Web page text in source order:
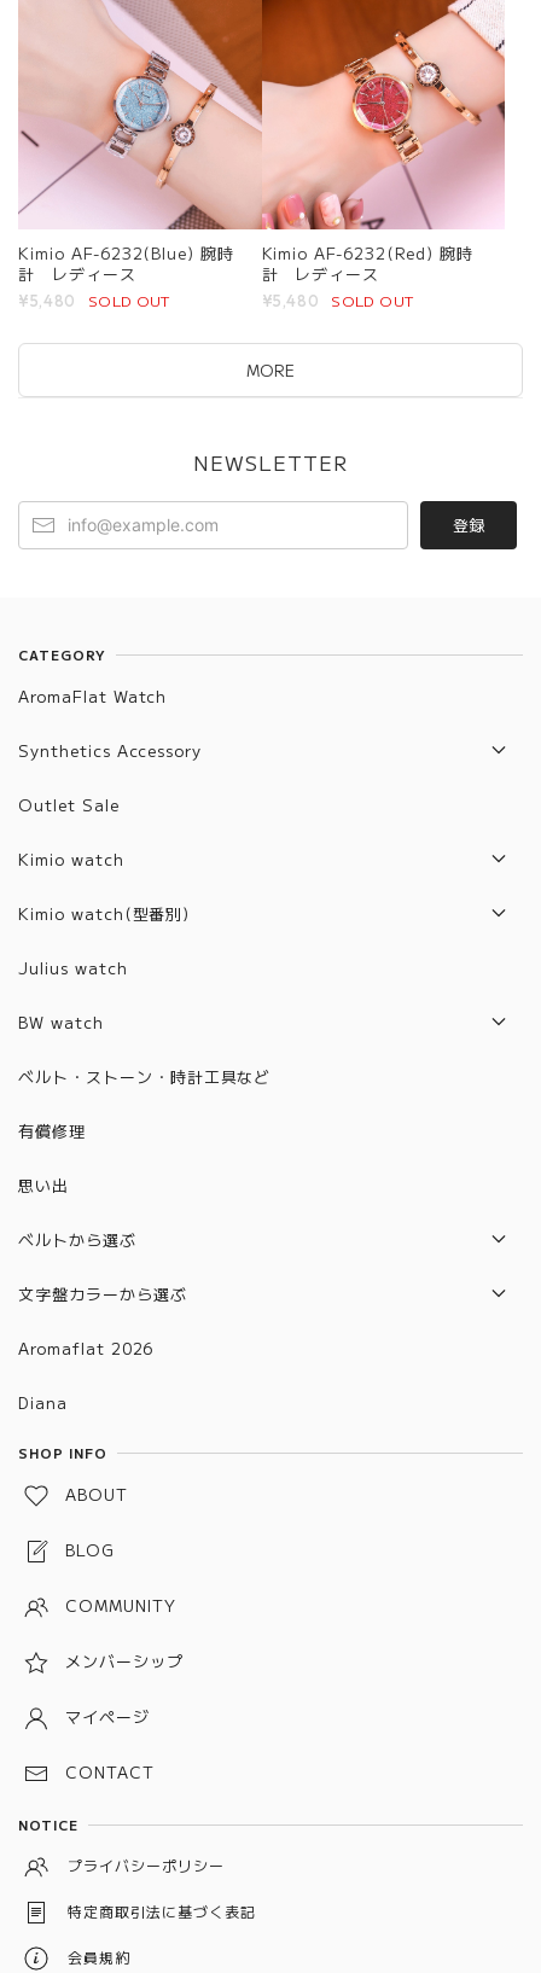
Kimio AF-6232(Blue) 腕時
計 レディース
¥5,480 SOLD OUT
Kimio AF-6232(Red) 腕時
計 レディース
¥5,480 SOLD OUT
MORE
NEWSLETTER
登録
CATEGORY
AromaFlat Watch
Synthetics Accessory
Artifact List
Outlet Sale
Kimio watch
2017年モデル
2021年モデル
2022年モデル
2023年モデル
Kimio watch(型番別)
Z1001~2000
6301~6400
6401~6500
6501~6600
Julius watch
BW watch
2021年モデル
ベルト・ストーン・時計工具など
有償修理
思い出
ベルトから選ぶ
本革ベルト
文字盤カラーから選ぶ
グラデーション
パープル
グレー
ホワイト
Aromaflat 2026
Diana
SHOP INFO
ABOUT
BLOG
COMMUNITY
メンバーシップ
マイページ
CONTACT
NOTICE
プライバシーポリシー
特定商取引法に基づく表記
会員規約